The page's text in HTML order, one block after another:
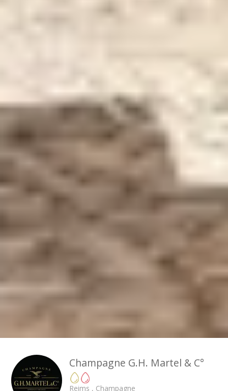
Champagne G.H. Martel & C°
Reims , Champagne